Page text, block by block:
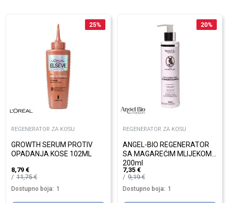
25%
REGENERATOR ZA KOSU
GROWTH SERUM PROTIV
OPADANJA KOSE 102ML
8,79 €
11,75€
Dostupno boja: 1
20%
REGENERATOR ZA KOSU
ANGEL-BIO REGENERATOR
SA MAGAREĆIM MLIJEKOM
200ml
7,35 €
9,19€
Dostupno boja: 1